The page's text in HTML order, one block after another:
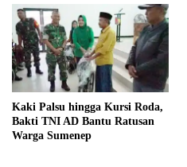
Kaki Palsu hingga Kursi Roda,
Bakti TNI AD Bantu Ratusan
Warga Sumenep